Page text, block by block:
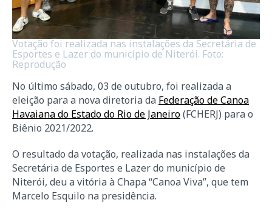
Votação foi realizada nas instalações da Secretária de
Esportes e Lazer do município de Niterói. Foto:
Reprodução
No último sábado, 03 de outubro, foi realizada a
eleição para a nova diretoria da Federação de Canoa
Havaiana do Estado do Rio de Janeiro(FCHERJ) para o
Biênio 2021/2022.
O resultado da votação, realizada nas instalações da
Secretária de Esportes e Lazer do município de
Niterói, deu a vitória à Chapa “Canoa Viva”, que tem
Marcelo Esquilo na presidência.